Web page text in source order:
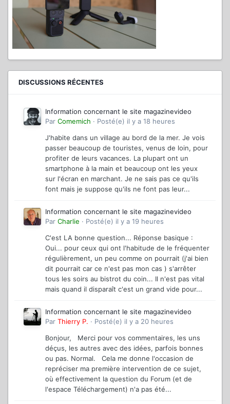
DISCUSSIONS RÉCENTES
Information concernant le site magazinevideo
Par Comemich · Posté(e) il y a 18 heures
J'habite dans un village au bord de la mer. Je vois
passer beaucoup de touristes, venus de loin, pour
profiter de leurs vacances. La plupart ont un
smartphone à la main et beaucoup ont les yeux
sur l'écran en marchant. Je ne sais pas ce qu'ils
font mais je suppose qu'ils ne font pas leur...
Information concernant le site magazinevideo
Par Charlie · Posté(e) il y a 19 heures
C'est LA bonne question... Réponse basique :
Oui... pour ceux qui ont l'habitude de le fréquenter
régulièrement, un peu comme on pourrait (j'ai bien
dit pourrait car ce n'est pas mon cas ) s'arrêter
tous les soirs au bistrot du coin... Il n'est pas vital
mais quand il disparaît c'est un grand vide pour...
Information concernant le site magazinevideo
Par Thierry P. · Posté(e) il y a 20 heures
Bonjour, Merci pour vos commentaires, les uns
déçus, les autres avec des idées, parfois bonnes
ou pas. Normal. Cela me donne l'occasion de
repréciser ma première intervention de ce sujet,
où effectivement la question du Forum (et de
l'espace Téléchargement) n'a pas été...